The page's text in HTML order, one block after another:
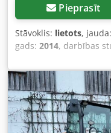
Pieprasīt
Stāvoklis: lietots, jauda:
gads: 2014, darbības
024 kg Lūdzu,
informācijas. Riteņu
izgatavošanas gads:
garums: 8 960 mm,
mm, maksimāli
Case, dzinēja jauda: